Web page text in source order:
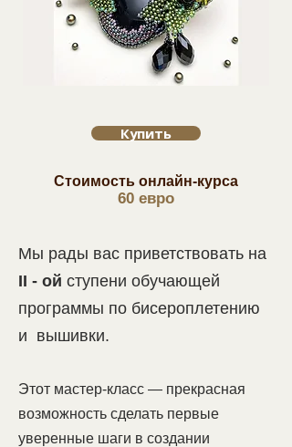
Купить
Стоимость онлайн-курса
60 евро
Мы рады вас приветствовать на
II - ой ступени обучающей
программы по бисероплетению
и вышивки.
Этот мастер-класс — прекрасная
возможность сделать первые
уверенные шаги в создании